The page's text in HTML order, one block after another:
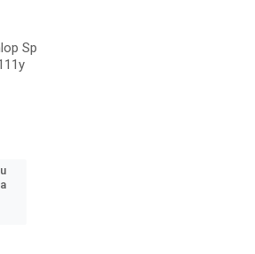
Sp